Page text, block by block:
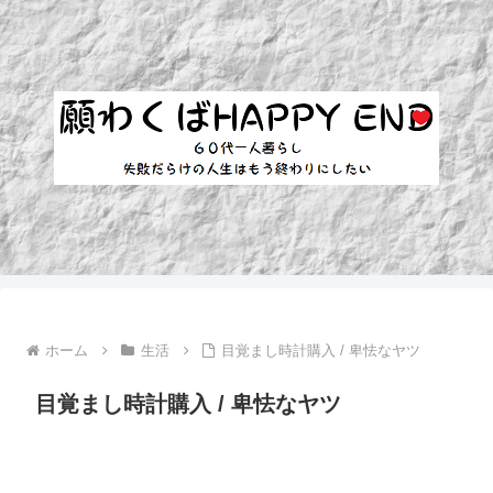
ホーム 生活 目覚まし時計購入 / 卑怯なヤツ
目覚まし時計購入 / 卑怯なヤツ